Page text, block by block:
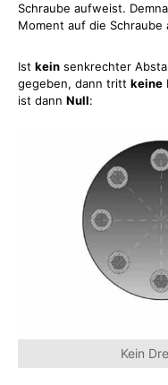
Schraube aufweist.
Moment auf die Schraube
Ist kein senkrechter
gegeben, dann tritt keine
ist dann Null:
Kein